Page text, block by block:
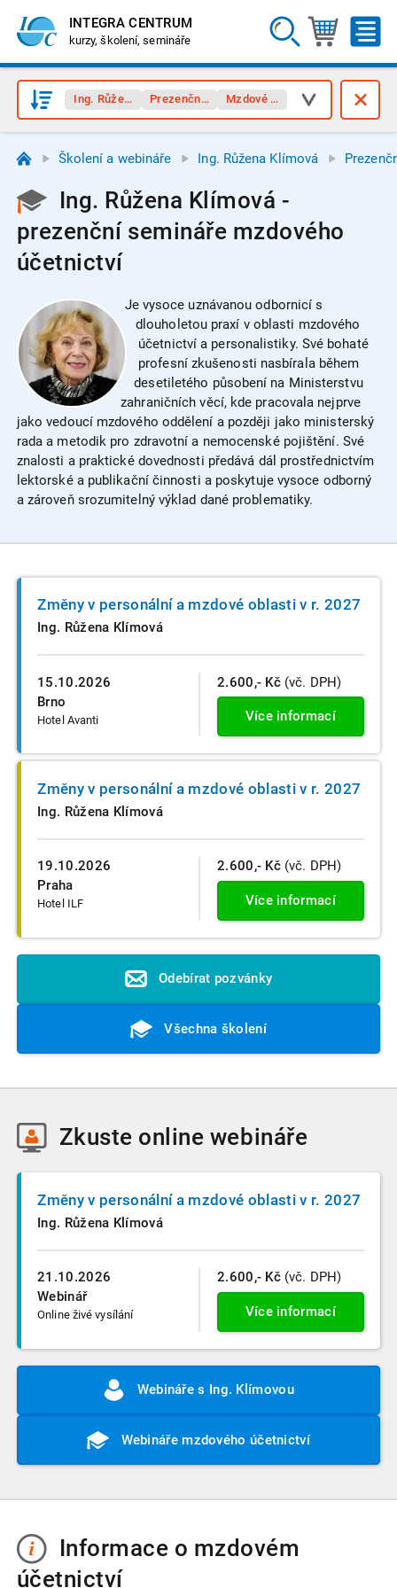
INTEGRA CENTRUM
kurzy, školení, semináře
Ing. Růžena KlímováPrezenční seminářeMzdové účetnictví
Školení a webináře Ing. Růžena Klímová
Ing. Růžena Klímová -
prezenční semináře mzdového
účetnictví
Je vysoce uznávanou odbornicí s
dlouholetou praxí v oblasti mzdového
účetnictví a personalistiky. Své bohaté
profesní zkušenosti nasbírala během
desetiletého působení na Ministerstvu
zahraničních věcí, kde pracovala nejprve
jako vedoucí mzdového oddělení a později jako ministerský
rada a metodik pro zdravotní a nemocenské pojištění. Své
znalosti a praktické dovednosti předává dál prostřednictvím
lektorské a publikační činnosti a poskytuje vysoce odborný
a zároveň srozumitelný výklad dané problematiky.
15.10.2026
Brno
Hotel Avanti
Změny v personální a mzdové oblasti v r. 2027
Ing. Růžena Klímová
2.600,- Kč (vč. DPH)
Více informací
19.10.2026
Praha
Hotel ILF
Změny v personální a mzdové oblasti v r. 2027
Ing. Růžena Klímová
2.600,- Kč (vč. DPH)
Více informací
Odebírat pozvánky
Všechna školení
Zkuste online webináře
21.10.2026
Webinář
Online živé vysílání
Změny v personální a mzdové oblasti v r. 2027
Ing. Růžena Klímová
2.600,- Kč (vč. DPH)
Více informací
Webináře s Ing. Klímovou
Webináře mzdového účetnictví
Informace o mzdovém
účetnictví